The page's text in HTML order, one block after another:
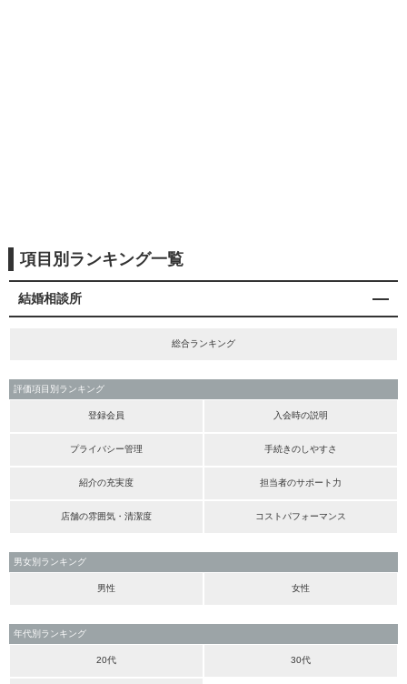
項目別ランキング一覧
結婚相談所
総合ランキング
評価項目別ランキング
登録会員 入会時の説明
プライバシー管理 手続きのしやすさ
紹介の充実度 担当者のサポート力
店舗の雰囲気・清潔度 コストパフォーマンス
男女別ランキング
男性 女性
年代別ランキング
20代 30代